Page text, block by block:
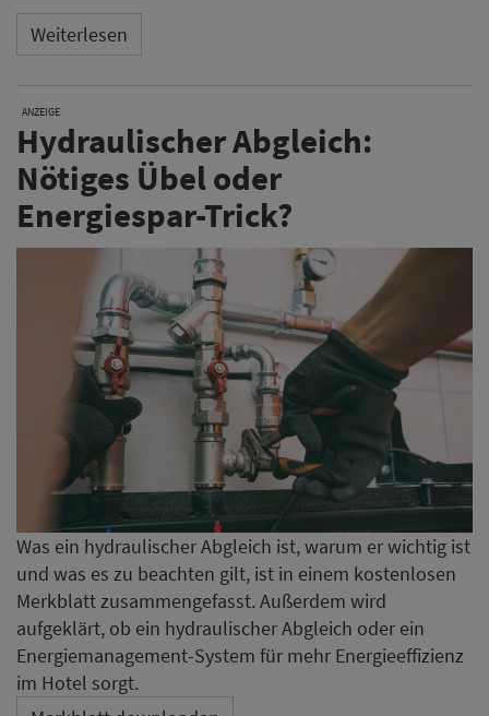
Weiterlesen
ANZEIGE
Hydraulischer Abgleich:
Nötiges Übel oder
Energiespar-Trick?
Was ein hydraulischer Abgleich ist, warum er wichtig ist
und was es zu beachten gilt, ist in einem kostenlosen
Merkblatt zusammengefasst. Außerdem wird
aufgeklärt, ob ein hydraulischer Abgleich oder ein
Energiemanagement-System für mehr Energieeffizienz
im Hotel sorgt.